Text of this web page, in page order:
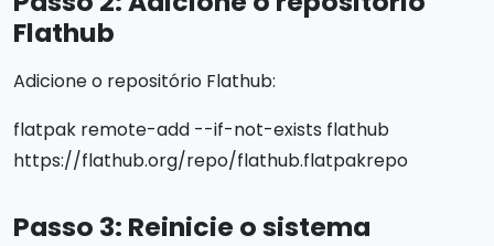
Flathub
Adicione o repositório Flathub:
flatpak remote-add --if-not-exists flathub
https://flathub.org/repo/flathub.flatpakrepo
Passo 3: Reinicie o sistema